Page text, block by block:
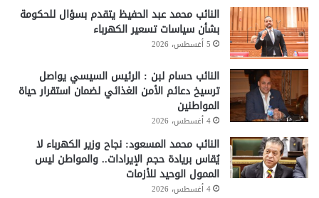
النائب محمد عبد الحفيظ يتقدم بسؤال للحكومة
بشأن سياسات تسعير الكهرباء
5 أغسطس، 2026
النائب حسام لبن : الرئيس السيسي يواصل
ترسيخ دعائم الأمن الغذائي لضمان استقرار حياة
المواطنين
4 أغسطس، 2026
النائب محمد المسعود: نجاح وزير الكهرباء لا
يُقاس بريادة حجم الإيرادات.. والمواطن ليس
الممول الوحيد للأزمات
4 أغسطس، 2026